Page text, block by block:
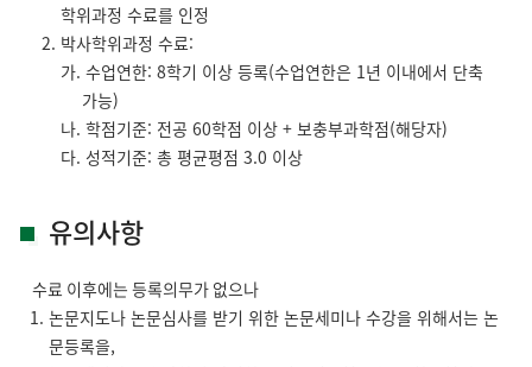
학위과정 수료를 인정
박사학위과정 수료:
가. 수업연한: 8학기 이상 등록(수업연한은 1년 이내에서 단축
가능)
나. 학점기준: 전공 60학점 이상 + 보충부과학점(해당자)
다. 성적기준: 총 평균평점 3.0 이상
유의사항
수료 이후에는 등록의무가 없으나
논문지도나 논문심사를 받기 위한 논문세미나 수강을 위해서는 논
문등록을,